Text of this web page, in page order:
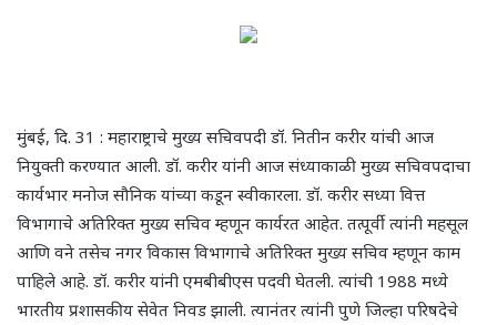
मुंबई, दि. 31 : महाराष्ट्राचे मुख्य सचिवपदी डॉ. नितीन करीर यांची आज
नियुक्ती करण्यात आली. डॉ. करीर यांनी आज संध्याकाळी मुख्य सचिवपदाचा
कार्यभार मनोज सौनिक यांच्या कडून स्वीकारला. डॉ. करीर सध्या वित्त
विभागाचे अतिरिक्त मुख्य सचिव म्हणून कार्यरत आहेत. तत्पूर्वी त्यांनी महसूल
आणि वने तसेच नगर विकास विभागाचे अतिरिक्त मुख्य सचिव म्हणून काम
पाहिले आहे. डॉ. करीर यांनी एमबीबीएस पदवी घेतली. त्यांची 1988 मध्ये
भारतीय प्रशासकीय सेवेत निवड झाली. त्यानंतर त्यांनी पुणे जिल्हा परिषदेचे